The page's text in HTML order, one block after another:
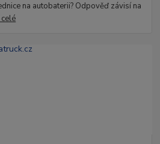
na autobaterii? Odpověď závisí na